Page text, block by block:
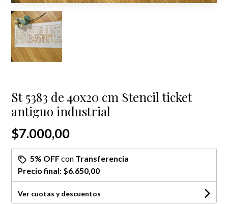
St 5383 de 40x20 cm Stencil ticket
antiguo industrial
$7.000,00
5% OFFcon Transferencia
Precio final: $6.650,00
Ver cuotas y descuentos